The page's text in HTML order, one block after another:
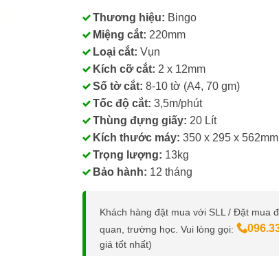
Thương hiệu: Bingo
Miệng cắt: 220mm
Loại cắt: Vụn
Kích cỡ cắt: 2 x 12mm
Số tờ cắt: 8-10 tờ (A4, 70 gm)
Tốc độ cắt: 3,5m/phút
Thùng đựng giấy: 20 Lít
Kích thước máy: 350 x 295 x 562mm
Trọng lượng: 13kg
Bảo hành: 12 tháng
Khách hàng đặt mua với SLL / Đặt mua
quan, trường học. Vui lòng gọi:
giá tốt nhất)